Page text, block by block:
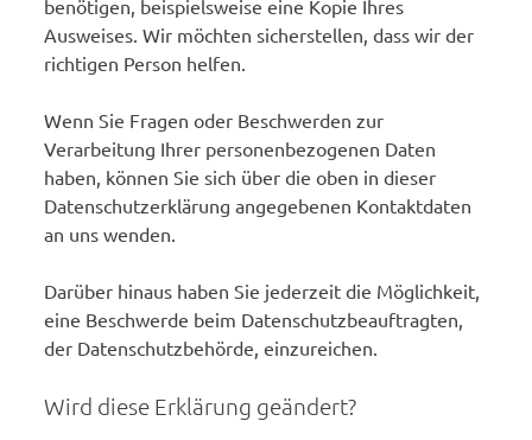
benötigen, beispielsweise eine Kopie Ihres
Ausweises. Wir möchten sicherstellen, dass wir der
richtigen Person helfen.
Wenn Sie Fragen oder Beschwerden zur
Verarbeitung Ihrer personenbezogenen Daten
haben, können Sie sich über die oben in dieser
Datenschutzerklärung angegebenen Kontaktdaten
an uns wenden.
Darüber hinaus haben Sie jederzeit die Möglichkeit,
eine Beschwerde beim Datenschutzbeauftragten,
der Datenschutzbehörde, einzureichen.
Wird diese Erklärung geändert?